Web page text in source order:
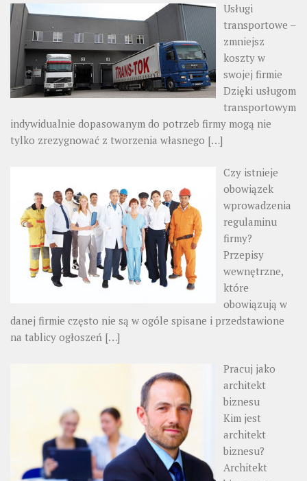
Usługi
transportowe –
zmniejsz
koszty w
swojej firmie
Dzięki usługom
transportowym
indywidualnie dopasowanym do potrzeb firmy mogą nie
tylko zrezygnować z tworzenia własnego […]
Czy istnieje
obowiązek
wprowadzenia
regulaminu
firmy?
Przepisy
wewnętrzne,
które
obowiązują w
danej firmie często nie są w ogóle spisane i przedstawione
na tablicy ogłoszeń […]
Pracuj jako
architekt
biznesu
Kim jest
architekt
biznesu?
Architekt